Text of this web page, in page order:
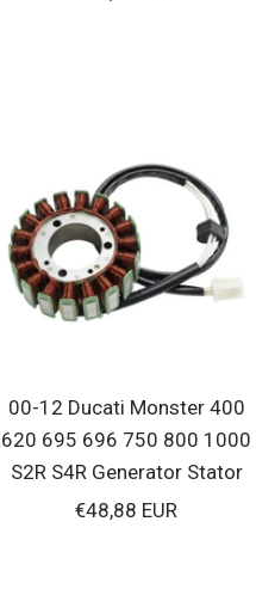
00-12 Ducati Monster 400
620 695 696 750 800 1000
S2R S4R Generator Stator
Verkaufspreis
€48,88 EUR